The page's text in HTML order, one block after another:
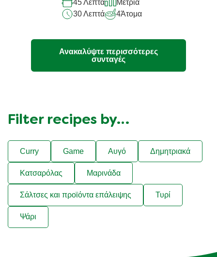
recipe
45 Λεπτά
Μέτρια
30 Λεπτά
4Άτομα
Ανακαλύψτε περισσότερες
συνταγές
Filter recipes by…
Curry Game Αυγό Δημητριακά
Κατσαρόλας Μαρινάδα
Σάλτσες και προϊόντα επάλειψης Τυρί
Ψάρι